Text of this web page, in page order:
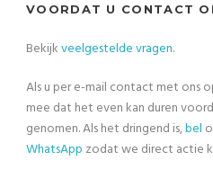
VOORDAT U CONTACT
Bekijkveelgestelde vragen.
Als u per e-mail contact met ons
mee dat het even kan duren
genomen. Als het dringend is,bel
WhatsApp zodat we direct actie